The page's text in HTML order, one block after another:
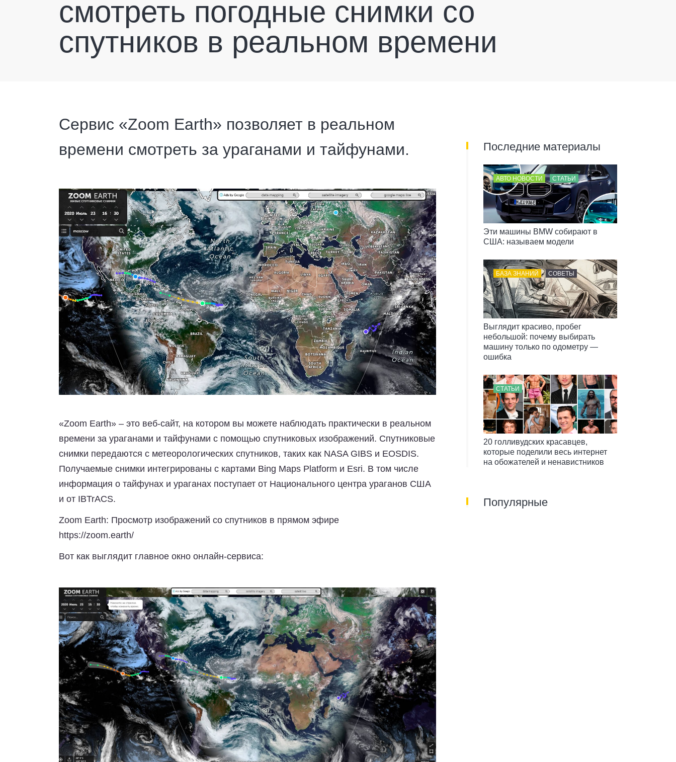
смотреть погодные снимки со
спутников в реальном времени
Сервис «Zoom Earth» позволяет в реальном
времени смотреть за ураганами и тайфунами.
«Zoom Earth» – это веб-сайт, на котором вы можете наблюдать практически в реальном
времени за ураганами и тайфунами с помощью спутниковых изображений. Спутниковые
снимки передаются с метеорологических спутников, таких как NASA GIBS и EOSDIS.
Получаемые снимки интегрированы с картами Bing Maps Platform и Esri. В том числе
информация о тайфунах и ураганах поступает от Национального центра ураганов США
и от IBTrACS.
Zoom Earth: Просмотр изображений со спутников в прямом эфире
https://zoom.earth/
Вот как выглядит главное окно онлайн-сервиса:
Последние материалы
АВТО НОВОСТИ СТАТЬИ
Эти машины BMW собирают в
США: называем модели
БАЗА ЗНАНИЙ СОВЕТЫ
Выглядит красиво, пробег
небольшой: почему выбирать
машину только по одометру —
ошибка
СТАТЬИ
20 голливудских красавцев,
которые поделили весь интернет
на обожателей и ненавистников
Популярные